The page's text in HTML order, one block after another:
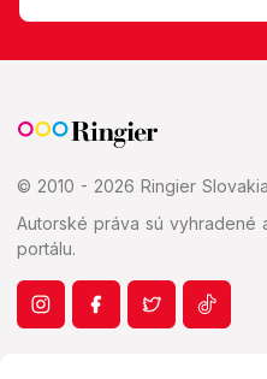
© 2010 - 2026 Ringier
Autorské práva sú
portálu.